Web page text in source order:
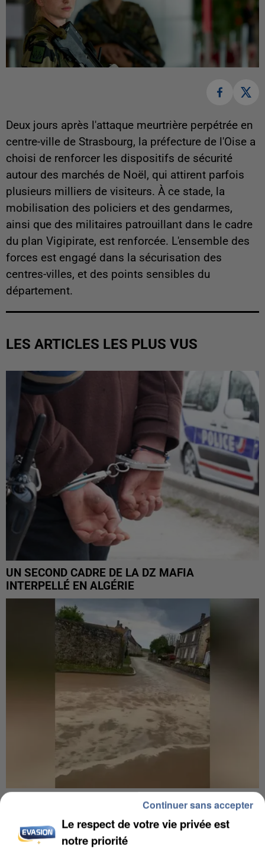
Deux jours après l'attaque meurtrière perpétrée en
centre-ville de Strasbourg, la préfecture de l'Oise a
choisi de renforcer les dispositifs de sécurité
autour des marchés de Noël, qui attirent parfois
plusieurs milliers de visiteurs. À ce stade, la
mobilisation des policiers et des gendarmes,
ainsi que des militaires patrouillant dans le cadre
du plan Vigipirate, est renforcée. L'ensemble des
forces est engagé dans la sécurisation des
centres-villes, et des points sensibles du
département.
LES ARTICLES LES PLUS VUS
UN SECOND CADRE DE LA DZ MAFIA
INTERPELLÉ EN ALGÉRIE
UNE TOURISTE DE L’OISE EMPORTÉE PAR UNE
Le respect de votre vie privée est
notre priorité
Continuer sans accepter